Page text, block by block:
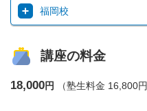
福岡校
講座の料金
18,000円 （塾生料金 16,800円